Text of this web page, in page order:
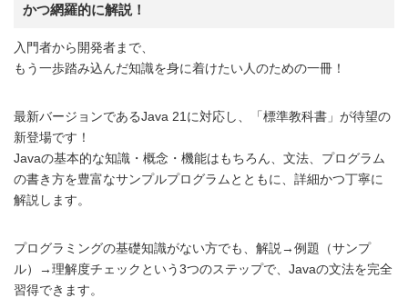
かつ網羅的に解説！
入門者から開発者まで、
もう一歩踏み込んだ知識を身に着けたい人のための一冊！
最新バージョンであるJava 21に対応し、「標準教科書」が待望の
新登場です！
Javaの基本的な知識・概念・機能はもちろん、文法、プログラム
の書き方を豊富なサンプルプログラムとともに、詳細かつ丁寧に
解説します。
プログラミングの基礎知識がない方でも、解説→例題（サンプ
ル）→理解度チェックという3つのステップで、Javaの文法を完全
習得できます。